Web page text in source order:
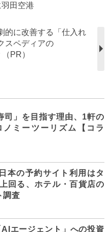
田空港
的に改善する「仕入れ
スペディアの
PR）
司」を目指す理由、1軒の
ミーツーリズム【コラ
本の予約サイト利用はタ
回る、ホテル・百貨店の
査
エージェント」への投資